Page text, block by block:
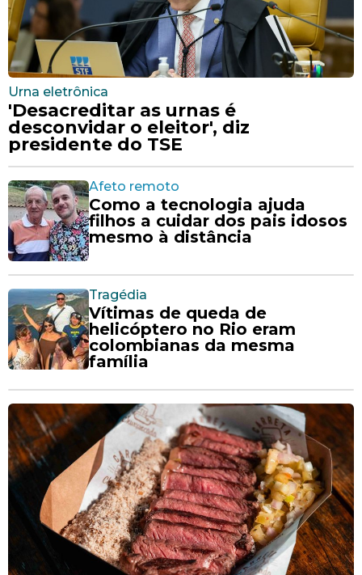
Urna eletrônica
'Desacreditar as urnas é
desconvidar o eleitor', diz
presidente do TSE
Afeto remoto
Como a tecnologia ajuda
filhos a cuidar dos pais idosos
mesmo à distância
Tragédia
Vítimas de queda de
helicóptero no Rio eram
colombianas da mesma
família